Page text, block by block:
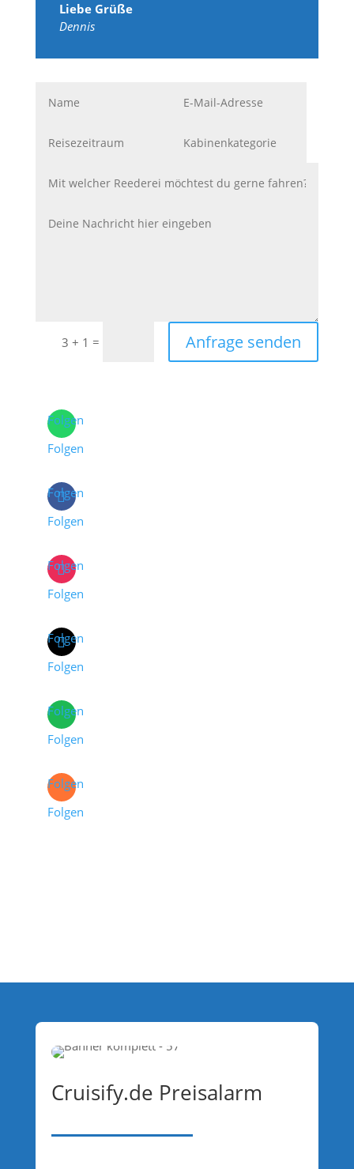
Liebe Grüße
Dennis
3 + 1 = Anfrage senden
Folgen
Folgen
Folgen
Folgen
Folgen
Folgen
Folgen
Folgen
Folgen
Folgen
Folgen
Folgen
Cruisify.de Preisalarm